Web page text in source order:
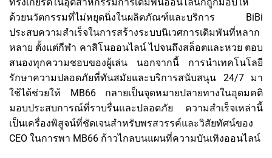
ทรงเกียรติในอุตสาหกรรมการเดิมพันออนไลน์ก็ถูกมอบให้
ด้วยนวัตกรรมที่ไม่หยุดนิ่งในผลิตภัณฑ์และบริการ BiBi
ประสบความสำเร็จในการสร้างระบบนิเวศการเดิมพันที่หลาก
หลาย ตั้งแต่กีฬา คาสิโนออนไลน์ ไปจนถึงสล็อตและหวย ตอบ
สนองทุกความชอบของผู้เล่น นอกจากนี้ การนำเทคโนโลยี
รักษาความปลอดภัยที่ทันสมัยและบริการสนับสนุน 24/7 มา
ใช้ได้ช่วยให้ MB66 กลายเป็นจุดหมายปลายทางในอุดมคติ
มอบประสบการณ์ที่ราบรื่นและปลอดภัย ความสำเร็จเหล่านี้
เป็นเครื่องพิสูจน์ที่ชัดเจนสำหรับพรสวรรค์และวิสัยทัศน์ของ
CEO ในการพา MB66 ก้าวไกลบนแผนที่ความบันเทิงออนไลน์